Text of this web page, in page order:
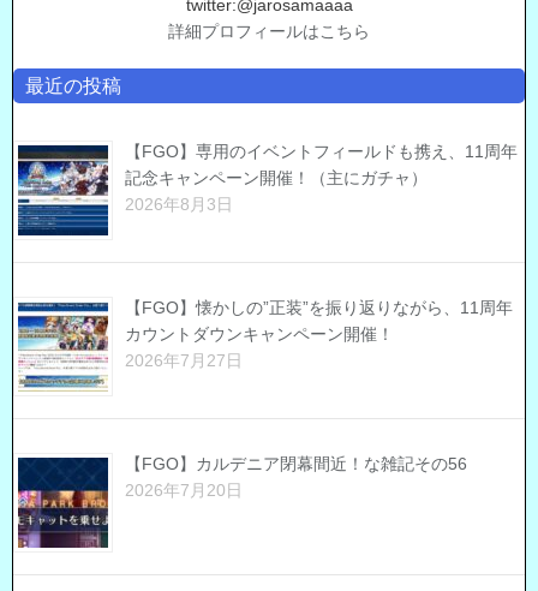
twitter:@jarosamaaaa
詳細プロフィールはこちら
最近の投稿
【FGO】専用のイベントフィールドも携え、11周年
記念キャンペーン開催！（主にガチャ）
2026年8月3日
【FGO】懐かしの”正装”を振り返りながら、11周年
カウントダウンキャンペーン開催！
2026年7月27日
【FGO】カルデニア閉幕間近！な雑記その56
2026年7月20日